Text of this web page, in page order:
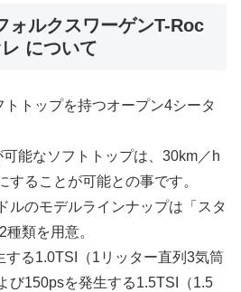
ォルクスワーゲンT-Roc
について
トップを持つオープン4シータ
能なソフトトップは、30km／h
することが可能との事です。
ルのモデルラインナップは「スタ
類を用意。
する1.0TSI（1リッター直列3気筒
び150psを発生する1.5TSI（1.5